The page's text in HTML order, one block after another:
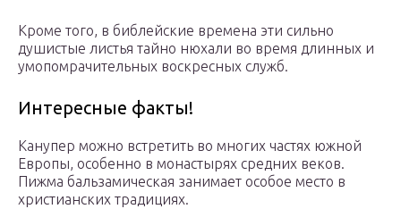
Кроме того, в библейские времена эти сильно
душистые листья тайно нюхали во время длинных и
умопомрачительных воскресных служб.
Интересные факты!
Канупер можно встретить во многих частях южной
Европы, особенно в монастырях средних веков.
Пижма бальзамическая занимает особое место в
христианских традициях.